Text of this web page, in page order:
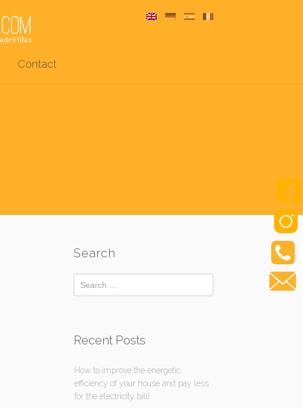
Contact
Search
Recent Posts
How to improve the energetic
efficiency of your house and pay less
for the electricity bill!